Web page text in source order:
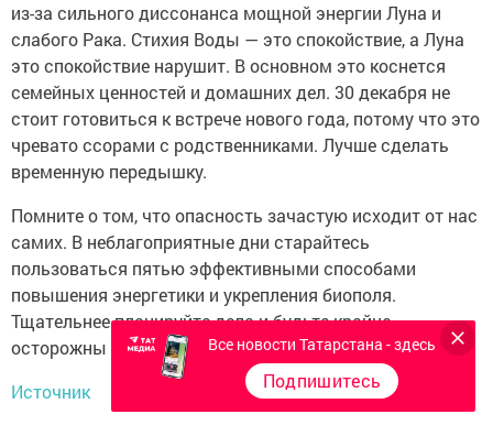
из-за сильного диссонанса мощной энергии Луна и
слабого Рака. Стихия Воды — это спокойствие, а Луна
это спокойствие нарушит. В основном это коснется
семейных ценностей и домашних дел. 30 декабря не
стоит готовиться к встрече нового года, потому что это
чревато ссорами с родственниками. Лучше сделать
временную передышку.
Помните о том, что опасность зачастую исходит от нас
самих. В неблагоприятные дни старайтесь
пользоваться пятью эффективными способами
повышения энергетики и укрепления биополя.
Тщательнее планируйте дела и будьте крайне
осторожны и предусмотрительны.
Источник
Все новости Татарстана - здесь
Подпишитесь